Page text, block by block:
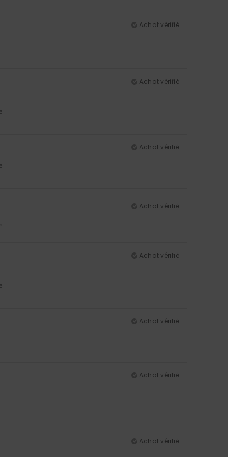
Achat vérifié
Achat vérifié
Achat vérifié
Achat vérifié
Achat vérifié
Achat vérifié
Achat vérifié
Achat vérifié